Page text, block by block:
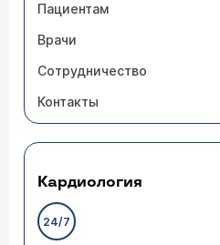
Пациентам
Врачи
Сотрудничество
Контакты
Кардиология
24/7